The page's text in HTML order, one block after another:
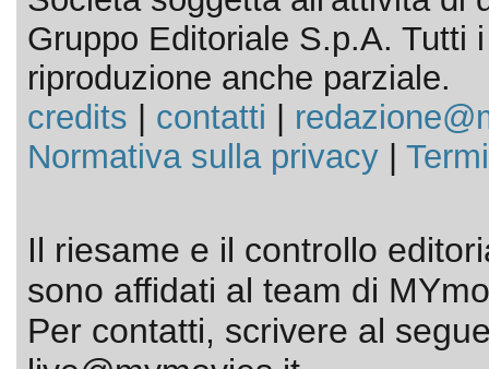
Gruppo Editoriale S.p.A. Tutti
riproduzione anche parziale.
credits
contatti
Normativa sulla privacy|
Il riesame e il controllo
sono affidati al team di
Per contatti, scrivere al